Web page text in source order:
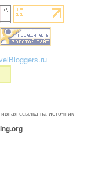
ссылка на источник
.org